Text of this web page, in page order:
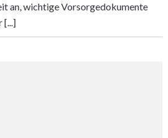
an, wichtige Vorsorgedokumente
[...]